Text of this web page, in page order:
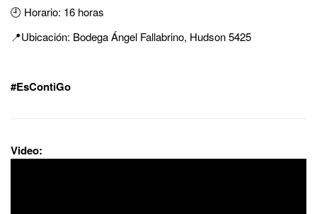
🕘 Horario: 16 horas
📍Ubicación: Bodega Ángel Fallabrino, Hudson 5425
#EsContiGo
Video: